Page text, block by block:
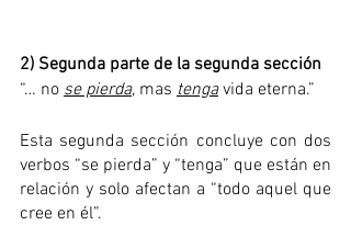
2) Segunda parte de la segunda sección
“… no se pierda, mas tenga vida eterna.”
Esta segunda sección concluye con dos
verbos “se pierda” y “tenga” que están en
relación y solo afectan a “todo aquel que
cree en él”.